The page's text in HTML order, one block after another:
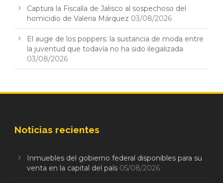
Captura la Fiscalía de Jalisco al sospechoso del
homicidio de Valeria Márquez 03/08/2026
El auge de los poppers: la sustancia de moda entre
la juventud que todavía no ha sido ilegalizada
03/08/2026
Noticias recientes
Inmuebles del gobierno federal disponibles para su
venta en la capital del país 05/08/2026